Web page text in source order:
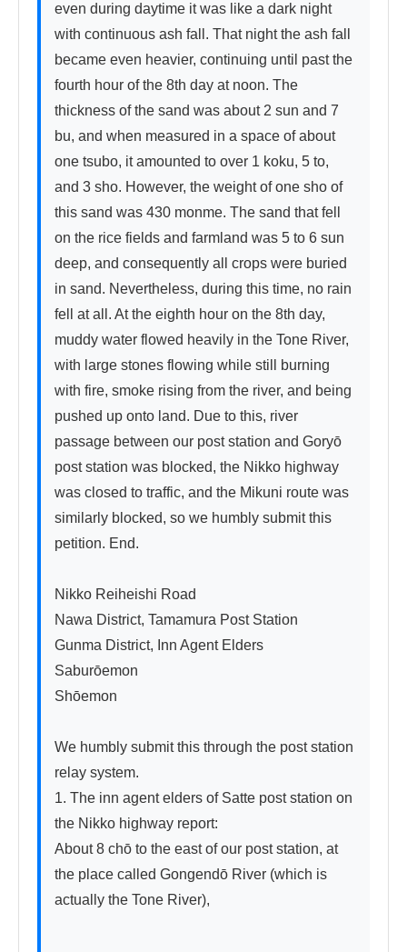
even during daytime it was like a dark night
with continuous ash fall. That night the ash fall
became even heavier, continuing until past the
fourth hour of the 8th day at noon. The
thickness of the sand was about 2 sun and 7
bu, and when measured in a space of about
one tsubo, it amounted to over 1 koku, 5 to,
and 3 sho. However, the weight of one sho of
this sand was 430 monme. The sand that fell
on the rice fields and farmland was 5 to 6 sun
deep, and consequently all crops were buried
in sand. Nevertheless, during this time, no rain
fell at all. At the eighth hour on the 8th day,
muddy water flowed heavily in the Tone River,
with large stones flowing while still burning
with fire, smoke rising from the river, and being
pushed up onto land. Due to this, river
passage between our post station and Goryō
post station was blocked, the Nikko highway
was closed to traffic, and the Mikuni route was
similarly blocked, so we humbly submit this
petition. End.
Nikko Reiheishi Road
Nawa District, Tamamura Post Station
Gunma District, Inn Agent Elders
Saburōemon
Shōemon
We humbly submit this through the post station
relay system.
1. The inn agent elders of Satte post station on
the Nikko highway report:
About 8 chō to the east of our post station, at
the place called Gongendō River (which is
actually the Tone River),